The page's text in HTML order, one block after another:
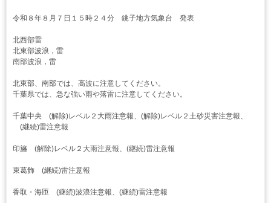
令和８年８月７日１５時２４分 銚子地方気象台 発表
北西部雷
北東部波浪，雷
南部波浪，雷
北東部、南部では、高波に注意してください。
千葉県では、急な強い雨や落雷に注意してください。
千葉中央 (解除)レベル２大雨注意報、(解除)レベル２土砂災害注意報、
(継続)雷注意報
印旛 (解除)レベル２大雨注意報、(継続)雷注意報
東葛飾 (継続)雷注意報
香取・海匝 (継続)波浪注意報、(継続)雷注意報